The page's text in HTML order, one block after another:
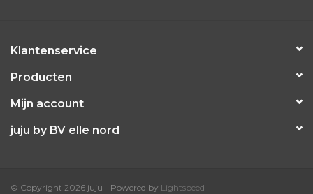
Klantenservice
Producten
Mijn account
juju by BV elle nord
© Copyright 2026 juju - Powered by Lightspeed